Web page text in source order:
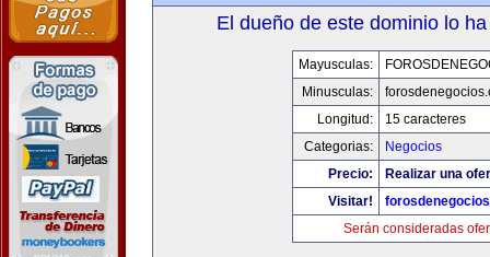
El dueño de este dominio lo
Mayusculas:
Minusculas:
Longitud:
15 caracteres
Categorias:
Negocios
Precio:
Realizar una
Visitar!
Serán consideradas